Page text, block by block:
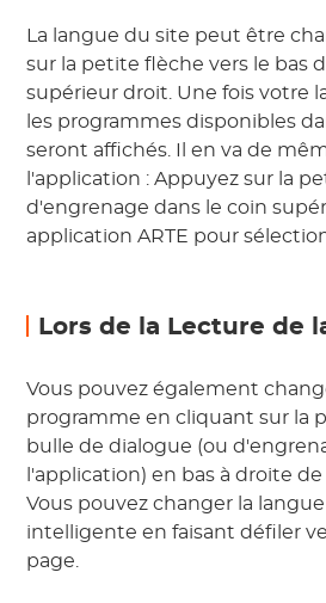
La langue du site peut être
sur la petite flèche vers le bas
supérieur droit. Une fois votre
les programmes disponibles
seront affichés. Il en va de
l'application : Appuyez sur la
d'engrenage dans le coin
application ARTE pour
Lors de la Lecture de
Vous pouvez également
programme en cliquant sur la
bulle de dialogue (ou
l'application) en bas à droite
Vous pouvez changer la
intelligente en faisant défiler
page.